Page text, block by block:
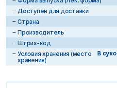
Доступен для доставки
Страна
Производитель
Штрих-код
Условия хранения (место
хранения)
В